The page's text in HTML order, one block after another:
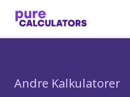
Andre Kalkulatorer